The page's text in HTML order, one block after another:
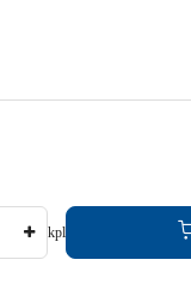
kpl